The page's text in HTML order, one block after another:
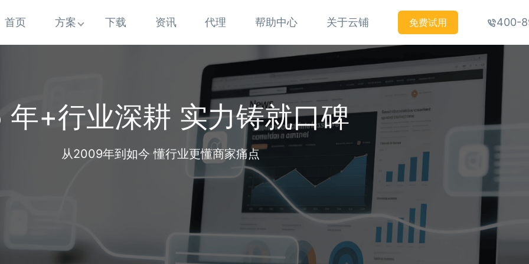
首页 方案 下载 资讯 代理 帮助中心 关于云铺 免费试用 400-
年+行业深耕 实力铸就口碑
从2009年到如今 懂行业更懂商家痛点